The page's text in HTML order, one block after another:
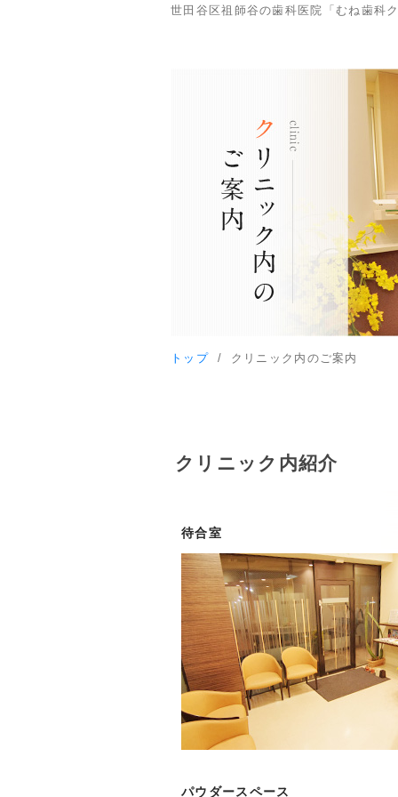
世田谷区祖師谷の歯科医院「むね歯科
トップ クリニック内のご案内
クリニック内紹介
待合室
パウダースペース